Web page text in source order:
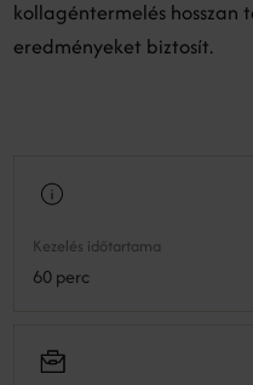
kollagéntermelés hosszan
eredményeket biztosít.
Kezelés időtartama
60 perc